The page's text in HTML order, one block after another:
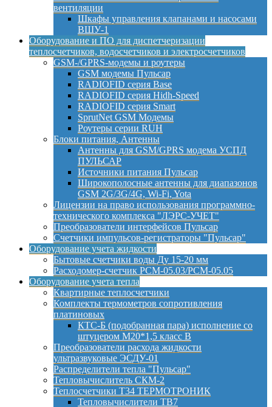
вентиляции
Шкафы управления клапанами и насосами
ВШУ-1
Оборудование и ПО для диспетчеризации
теплосчетчиков, водосчетчиков и электросчетчиков
GSM-/GPRS-модемы и роутеры
GSM модемы Пульсар
RADIOFID серия Base
RADIOFID серия Hidh-Speed
RADIOFID серия Smart
SprutNet GSM Модемы
Роутеры серии RUH
Блоки питания, Антенны
Антенны для GSM/GPRS модема УСПД
ПУЛЬСАР
Источники питания Пульсар
Широкополосные антенны для диапазонов
GSM 2G/3G/4G, Wi-Fi, Yota
Лицензии на право использования программно-
технического комплекса "ЛЭРС-УЧЕТ"
Преобразователи интерфейсов Пульсар
Счетчики импульсов-регистраторы "Пульсар"
Оборудование учета жидкости
Бытовые счетчики воды Ду 15-20 мм
Расходомер-счетчик РСМ-05.03/РСМ-05.05
Оборудование учета тепла
Квартирные теплосчетчики
Комплекты термометров сопротивления
платиновых
КТС-Б (подобранная пара) исполнение со
штуцером М20*1,5 класс B
Преобразователи расхода жидкости
ультразвуковые ЭСДУ-01
Распределители тепла "Пульсар"
Тепловычислитель СКМ-2
Теплосчетчики Т34 ТЕРМОТРОНИК
Тепловычислители ТВ7